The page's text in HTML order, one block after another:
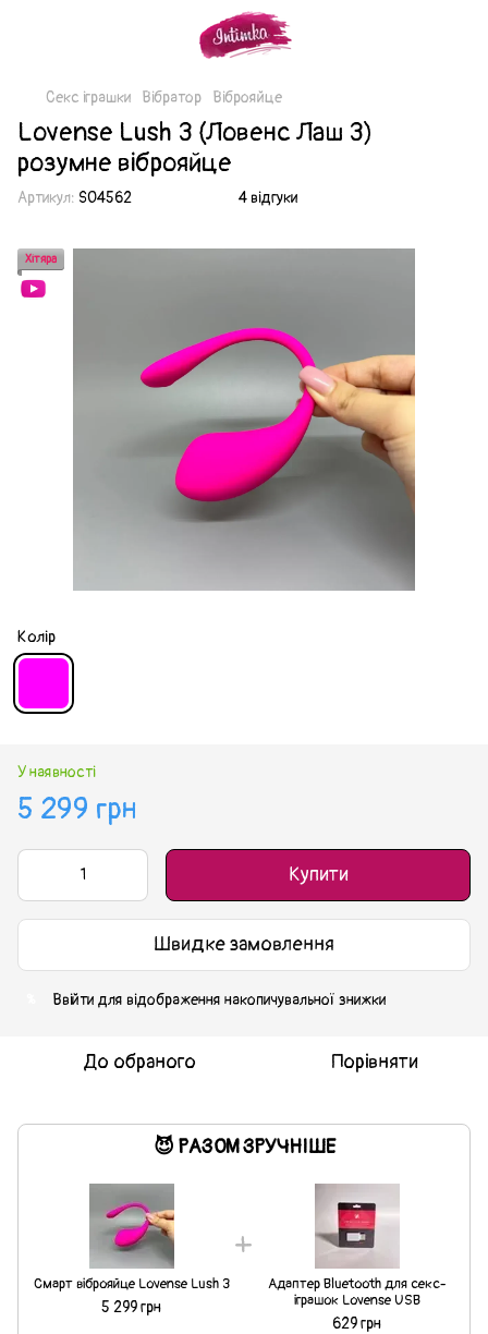
Секс іграшки Вібратор Віброяйце
Lovense Lush 3 (Ловенс Лаш 3)
розумне віброяйце
Артикул: SO4562 4 відгуки
Хітяра
Колір
У наявності
5 299 грн
Купити
Швидке замовлення
Ввійти для відображення накопичувальної знижки
До обраного Порівняти
😈 РАЗОМ ЗРУЧНІШЕ
Смарт віброяйце Lovense Lush 3
5 299 грн
Адаптер Bluetooth для секс-
іграшок Lovense USB
629 грн